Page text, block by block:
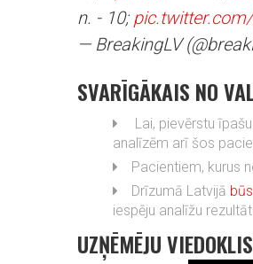
n. - 10;
— BreakingLV
SVARĪGĀKAIS NO
Lai, pievērstu
analīzēm arī šos
Pacientiem, kurus
Drīzumā Latvijā
iespēju analīžu
UZŅĒMĒJU VIEDOKLIS